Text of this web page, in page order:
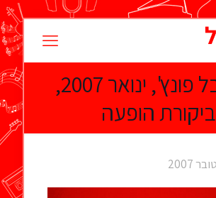
פסטיבל פונץ', ינואר 2007,
ביקורת הופעה